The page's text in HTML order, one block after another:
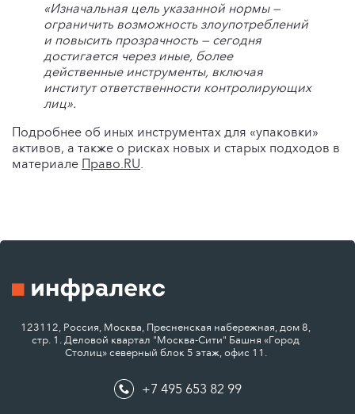
«Изначальная цель указанной нормы —
ограничить возможность злоупотреблений
и повысить прозрачность — сегодня
достигается через иные, более
действенные инструменты, включая
институт ответственности контролирующих
лиц».
Подробнее об иных инструментах для «упаковки»
активов, а также о рисках новых и старых подходов в
материале Право.RU.
123112, Россия, Москва, Пресненская набережная, дом 8,
стр. 1. Деловой квартал "Москва-Сити" Башня «Город
Столиц» северный блок 5 этаж, офис 11.
+7 495 653 82 99